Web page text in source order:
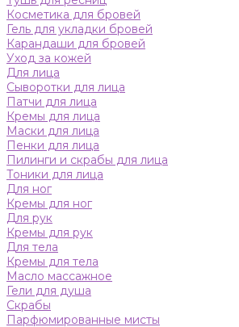
Косметика для бровей
Гель для укладки бровей
Карандаши для бровей
Уход за кожей
Для лица
Сыворотки для лица
Патчи для лица
Кремы для лица
Маски для лица
Пенки для лица
Пилинги и скрабы для лица
Тоники для лица
Для ног
Кремы для ног
Для рук
Кремы для рук
Для тела
Кремы для тела
Масло массажное
Гели для душа
Скрабы
Парфюмированные мисты